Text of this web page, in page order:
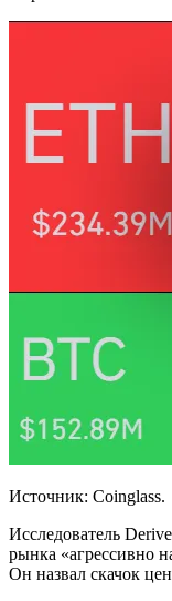
Источник: Coinglass.
Исследователь
рынка «агрессивно
Он назвал скачок